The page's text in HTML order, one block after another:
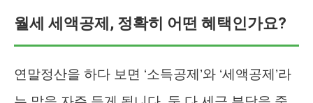
월세 세액공제, 정확히 어떤 혜택인가요?
연말정산을 하다 보면 ‘소득공제’와 ‘세액공제’라